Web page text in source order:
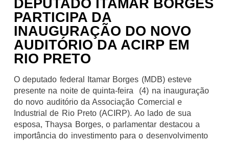
DEPUTADO ITAMAR BORGES
PARTICIPA DA
INAUGURAÇÃO DO NOVO
AUDITÓRIO DA ACIRP EM
RIO PRETO
O deputado federal Itamar Borges (MDB) esteve
presente na noite de quinta-feira (4) na inauguração
do novo auditório da Associação Comercial e
Industrial de Rio Preto (ACIRP). Ao lado de sua
esposa, Thaysa Borges, o parlamentar destacou a
importância do investimento para o desenvolvimento